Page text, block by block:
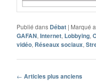
Publié dans Débat | Marqué
GAFAN,Internet, Lobbying,
vidéo, Réseaux sociaux,
Navigation
← Articles plus anciens